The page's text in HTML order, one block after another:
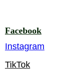
Facebook
Instagram
TikTok